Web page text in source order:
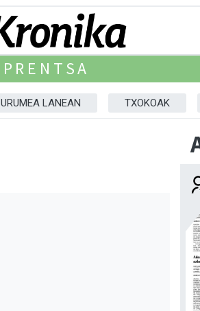
PRENTSA
URUMEA LANEAN TXOKOAK